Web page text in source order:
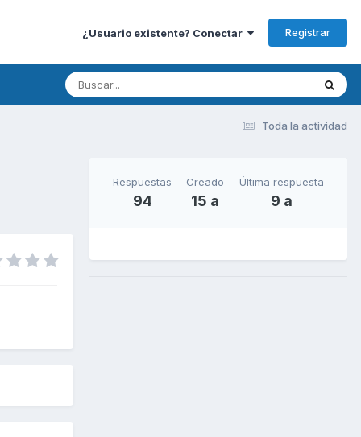
¿Usuario existente? Conectar Registrar
Toda la actividad
Respuestas
94
Creado
15 a
Última respuesta
9 a